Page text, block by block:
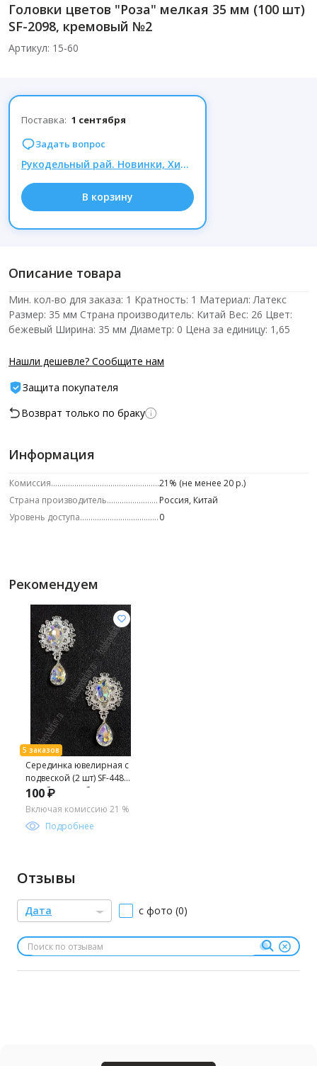
Головки цветов "Роза" мелкая 35 мм (100 шт)
SF-2098, кремовый №2
Артикул: 15-60
Поставка: 1 сентября
Задать вопрос
Рукодельный рай. Новинки, Хиты и большие скидки. Время выгодных покупок!
В корзину
Описание товара
Мин. кол-во для заказа: 1 Кратность: 1 Материал: Латекс
Размер: 35 мм Страна производитель: Китай Вес: 26 Цвет:
бежевый Ширина: 35 мм Диаметр: 0 Цена за единицу: 1,65
Нашли дешевле? Сообщите нам
Защита покупателя
Возврат только по браку
Информация
Комиссия
21% (не менее 20 р.)
Страна производитель
Россия, Китай
Уровень доступа
0
Рекомендуем
Серединка ювелирная с
подвеской (2 шт) SF-4482,
серебро/серебро
хамелеон №31
100 ₽
Включая комиссию 21 %
Подробнее
Отзывы
Дата с фото (0)